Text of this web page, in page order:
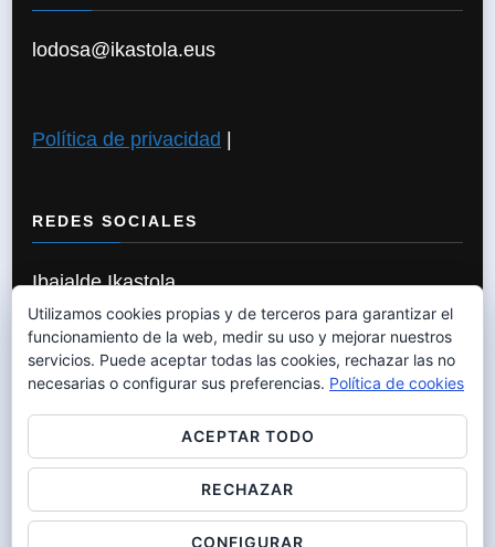
lodosa@ikastola.eus
Política de privacidad
REDES SOCIALES
Ibaialde Ikastola
Política de Cookies|
IBAIALDE IKASTOLA
derechos reservados. Chic Lite | Desarrollado porRara
Utilizamos cookies propias y de terceros para garantizar el
funcionamiento de la web, medir su uso y mejorar nuestros
servicios. Puede aceptar todas las cookies, rechazar las no
necesarias o configurar sus preferencias. Política de cookies
ACEPTAR TODO
RECHAZAR
CONFIGURAR